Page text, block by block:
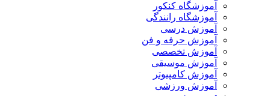
آموزشگاه کنکور
آموزشگاه رانندگی
آموزش درسی
آموزش حرفه و فن
آموزش تخصصی
آموزش موسیقی
آموزش کامپیوتر
آموزش ورزشی